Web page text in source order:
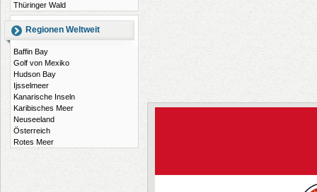
Thüringer Wald
Regionen Weltweit
Baffin Bay
Golf von Mexiko
Hudson Bay
Ijsselmeer
Kanarische Inseln
Karibisches Meer
Neuseeland
Österreich
Rotes Meer